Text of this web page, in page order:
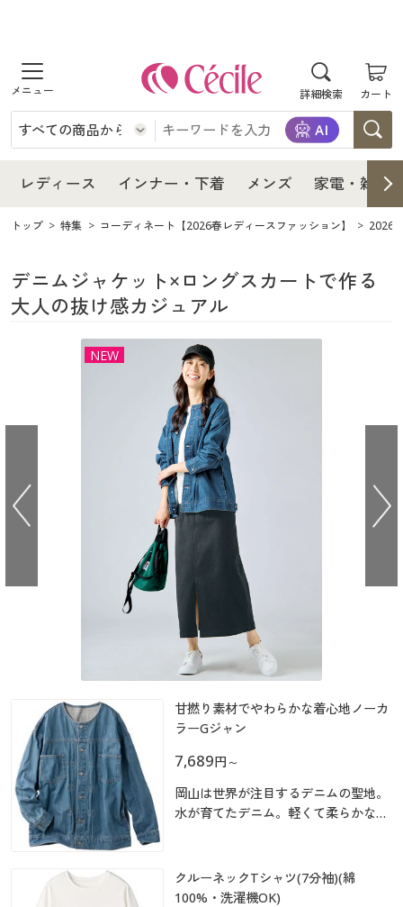
詳細検索 カート
商品を探す
レディース
レディースファッション
女性下着
インナー・下着
インナー・下着通販すべて
女性下着
メンズ
メンズ通販すべて
家電・雑貨
キッチン・雑貨・日用品
寝具・インテリア・家具
寝具・インテリア・家具通販すべて
家具・収納
カーテン・ラグ・ファブリック
美容・健康通販すべて
美容・健康・サプリメント
制服・スクール
制服・学生服
ジュニア・ティーンズ下着
大きいサイズ通販すべて
大きいサイズ レディース服
大きいサイズ レディース下着
大きいサイズ 事務・制服
バーゲン
カタログ・チラシからのご注文
デジタルカタログ
カタログ無料プレゼント
会員メニュー
レディース インナー・下着 メンズ 家電・雑貨
レディース
レディース通販すべて
レディースファッション
インナー・下着
インナー・下着通販すべて
女性下着
ジュニア・ティーンズ下着
メンズ
メンズ通販すべて
メンズ下着
家電・雑貨
家電
キッチン・雑貨・日用品
寝具・インテリア・家具通販すべて
家具・収納
カーテン・ラグ・ファブリック
美容・健康
美容・健康通販すべて
美容・健康・サプリメント
制服・スクール
ジュニア・ティーンズ下着
大きいサイズ通販すべて
大きいサイズ レディース服
大きいサイズ レディース下着
大きいサイズ メンズ
シークレットセール
詳細検索
商品カテゴリ一覧
カタログ・チラシからのご注文
デジタルカタログ
カタログ無料プレゼント
会員メニュー
マイページ
閲覧履歴
トップ 特集 コーディネート【2026春レディースファッション】 2026
デニムジャケット×ロングスカートで作る
大人の抜け感カジュアル
NEW
甘撚り素材でやわらかな着心地ノーカ
ラーGジャン
7,689円 ～
岡山は世界が注目するデニムの聖地。
水が育てたデニム。軽くて柔らかな風
クルーネックTシャツ(7分袖)(綿
100%・洗濯機OK)